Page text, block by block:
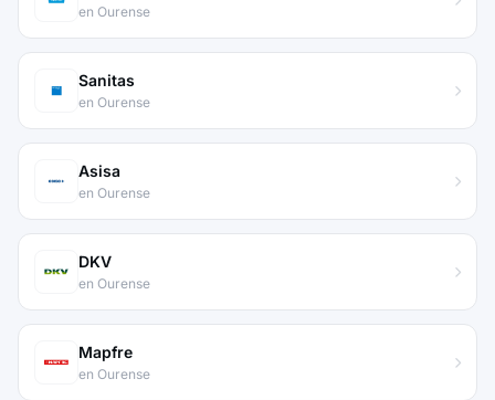
en Ourense
Sanitas
en Ourense
Asisa
en Ourense
DKV
en Ourense
Mapfre
en Ourense